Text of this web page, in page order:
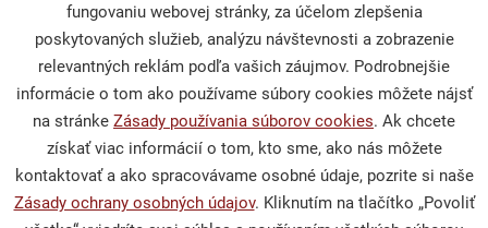
Darcovstvo
Naše projekty
Sprievodca darcovstvom
fungovaniu webovej stránky, za účelom zlepšenia
poskytovaných služieb, analýzu návštevnosti a zobrazenie
relevantných reklám podľa vašich záujmov. Podrobnejšie
informácie o tom ako používame súbory cookies môžete nájsť
na stránke Zásady používania súborov cookies. Ak chcete
získať viac informácií o tom, kto sme, ako nás môžete
kontaktovať a ako spracovávame osobné údaje, pozrite si naše
Zásady ochrany osobných údajov. Kliknutím na tlačítko „Povoliť